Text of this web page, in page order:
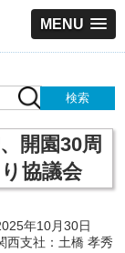
MENU
開園30周
協議会
年10月30日
西支社：土橋 孝秀